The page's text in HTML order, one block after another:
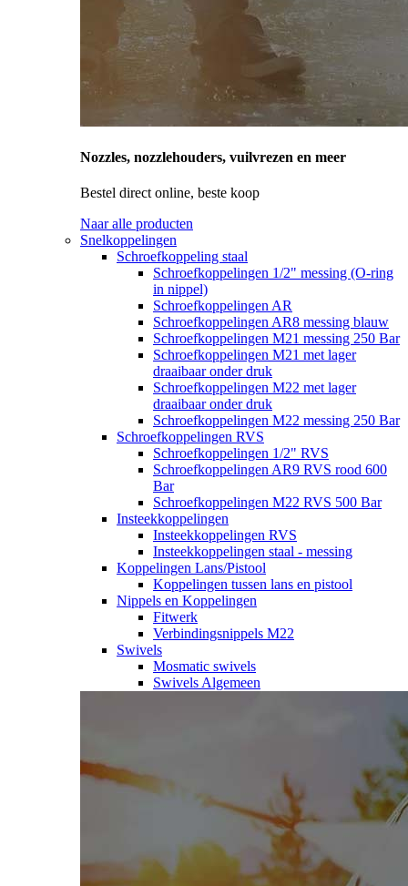
Nozzles, nozzlehouders, vuilvrezen en meer
Bestel direct online, beste koop
Naar alle producten
Snelkoppelingen
Schroefkoppeling staal
Schroefkoppelingen 1/2" messing (O-ring
in nippel)
Schroefkoppelingen AR
Schroefkoppelingen AR8 messing blauw
Schroefkoppelingen M21 messing 250 Bar
Schroefkoppelingen M21 met lager
draaibaar onder druk
Schroefkoppelingen M22 met lager
draaibaar onder druk
Schroefkoppelingen M22 messing 250 Bar
Schroefkoppelingen RVS
Schroefkoppelingen 1/2" RVS
Schroefkoppelingen AR9 RVS rood 600
Bar
Schroefkoppelingen M22 RVS 500 Bar
Insteekkoppelingen
Insteekkoppelingen RVS
Insteekkoppelingen staal - messing
Koppelingen Lans/Pistool
Koppelingen tussen lans en pistool
Nippels en Koppelingen
Fitwerk
Verbindingsnippels M22
Swivels
Mosmatic swivels
Swivels Algemeen